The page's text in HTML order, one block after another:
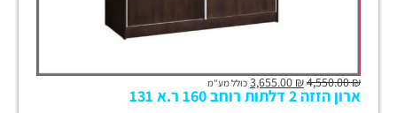
₪
4,550.00
₪ כולל מע"מ
ארון הזזה 2 דלתות רוחב 160 ר.א 131